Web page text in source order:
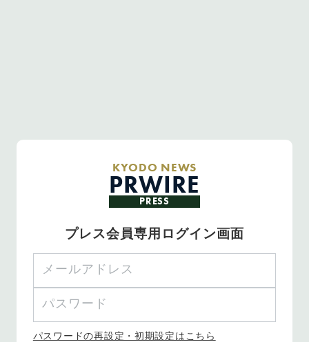
KYODO NEWS
PRWIRE
PRESS
プレス会員専用ログイン画面
パスワードの再設定・初期設定はこちら